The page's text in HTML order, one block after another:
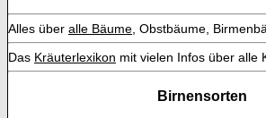
Alles über alle Bäume, Obstbäume,
Das Kräuterlexikon mit vielen Infos über alle
Birnensorten